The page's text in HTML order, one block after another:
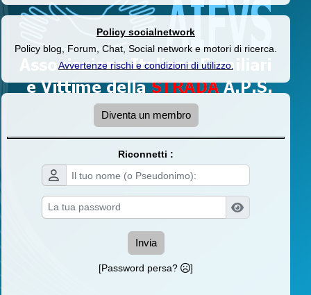
Policy socialnetwork
Policy blog, Forum, Chat, Social network e motori di ricerca.
Avvertenze rischi e condizioni di utilizzo.
Diventa un membro
Riconnetti :
Invia
[Password persa? ]